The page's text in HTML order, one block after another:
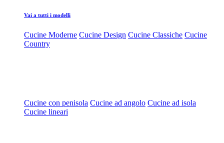
Vai a tutti i modelli
Cucine Moderne Cucine Design Cucine Classiche Cucine
Country
Cucine con penisola Cucine ad angolo Cucine ad isola
Cucine lineari